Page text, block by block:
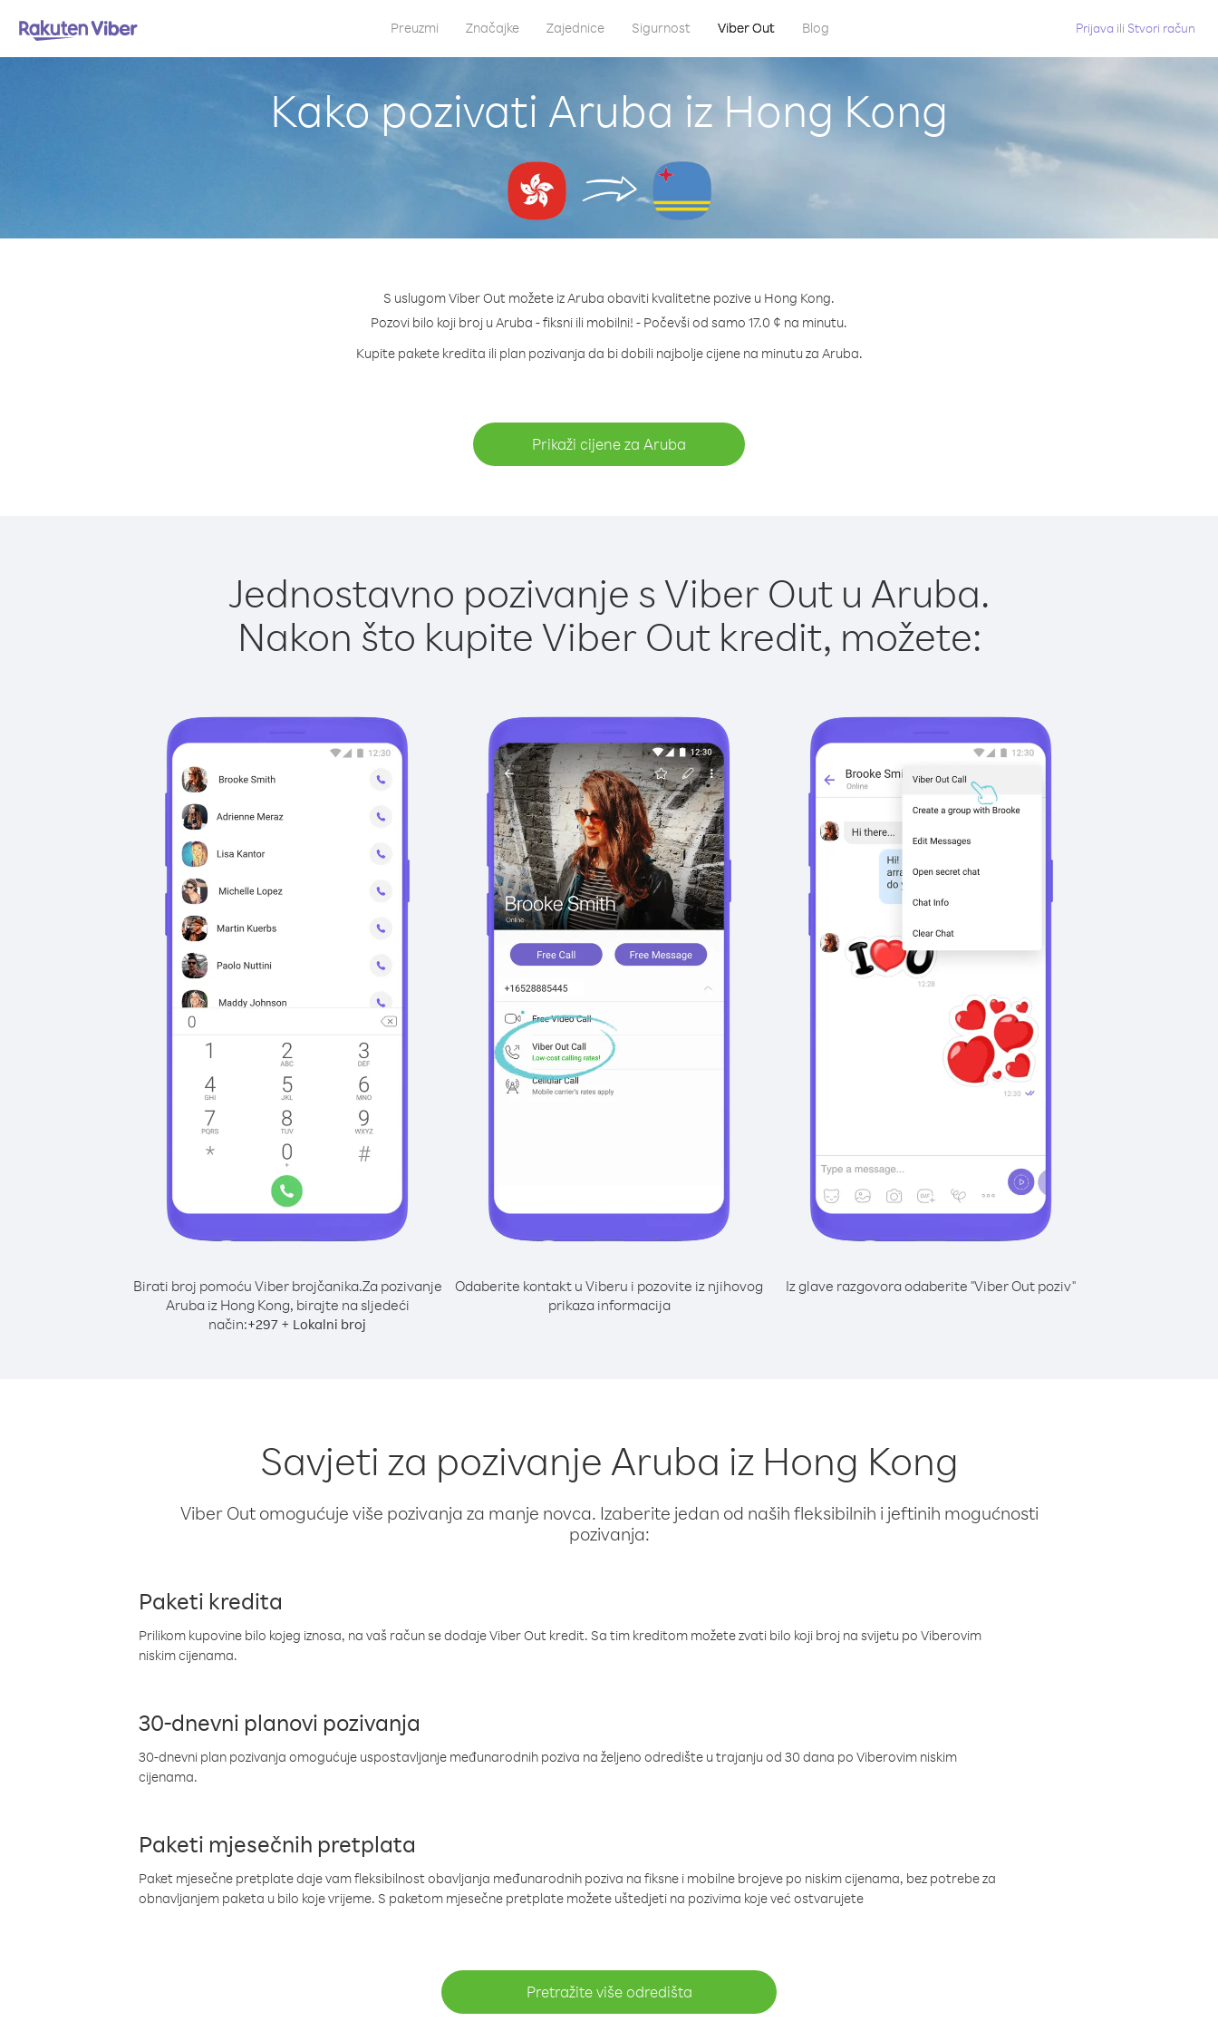
Preuzmi Značajke Zajednice Sigurnost Viber Out Blog Prijava ili Stvori račun
Kako pozivati Aruba iz Hong Kong
S uslugom Viber Out možete iz Aruba obaviti kvalitetne pozive u Hong Kong.
Pozovi bilo koji broj u Aruba - fiksni ili mobilni! - Počevši od samo 17.0 ¢ na minutu.
Kupite pakete kredita ili plan pozivanja da bi dobili najbolje cijene na minutu za Aruba.
Prikaži cijene za Aruba
Jednostavno pozivanje s Viber Out u Aruba.
Nakon što kupite Viber Out kredit, možete:
Birati broj pomoću Viber brojčanika.Za pozivanje
Aruba iz Hong Kong, birajte na sljedeći
način:+297 + Lokalni broj
Odaberite kontakt u Viberu i pozovite iz njihovog
prikaza informacija
Iz glave razgovora odaberite "Viber Out poziv"
Savjeti za pozivanje Aruba iz Hong Kong
Viber Out omogućuje više pozivanja za manje novca. Izaberite jedan od naših fleksibilnih i jeftinih mogućnosti
pozivanja:
Paketi kredita
Prilikom kupovine bilo kojeg iznosa, na vaš račun se dodaje Viber Out kredit. Sa tim kreditom možete zvati bilo koji broj na svijetu po Viberovim
niskim cijenama.
30-dnevni planovi pozivanja
30-dnevni plan pozivanja omogućuje uspostavljanje međunarodnih poziva na željeno odredište u trajanju od 30 dana po Viberovim niskim
cijenama.
Paketi mjesečnih pretplata
Paket mjesečne pretplate daje vam fleksibilnost obavljanja međunarodnih poziva na fiksne i mobilne brojeve po niskim cijenama, bez potrebe za
obnavljanjem paketa u bilo koje vrijeme. S paketom mjesečne pretplate možete uštedjeti na pozivima koje već ostvarujete
Pretražite više odredišta